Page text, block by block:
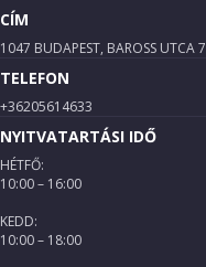
CÍM
1047 BUDAPEST, BAROSS UTCA
TELEFON
+36205614633
NYITVATARTÁSI IDŐ
HÉTFŐ:
10:00 – 16:00
KEDD:
10:00 – 18:00